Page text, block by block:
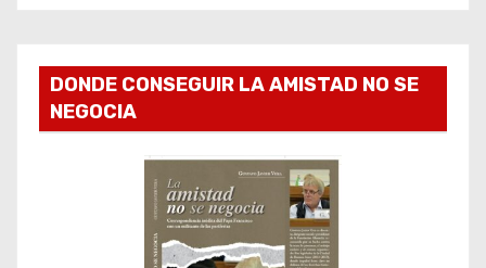
DONDE CONSEGUIR LA AMISTAD NO SE
NEGOCIA